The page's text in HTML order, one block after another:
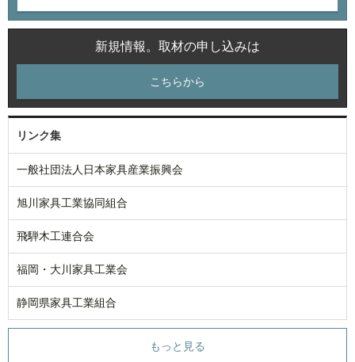
新規情報。取材の申し込みは
こちらから
リンク集
一般社団法人日本家具産業振興会
旭川家具工業協同組合
飛騨木工連合会
福岡・大川家具工業会
静岡県家具工業組合
もっと見る